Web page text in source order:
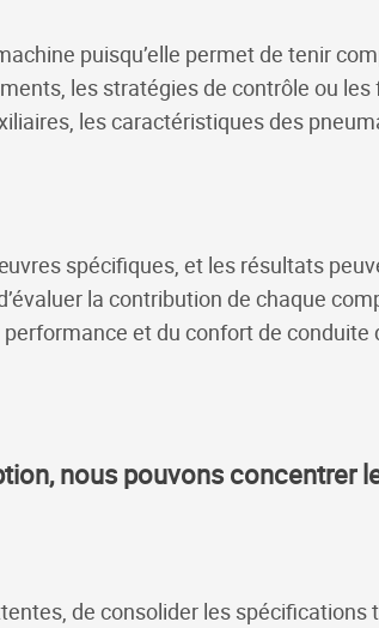
puisqu’elle permet de tenir
les stratégies de contrôle ou les
les caractéristiques des
spécifiques, et les résultats
la contribution de chaque
et du confort de conduite
nous pouvons concentrer
de consolider les spécifications